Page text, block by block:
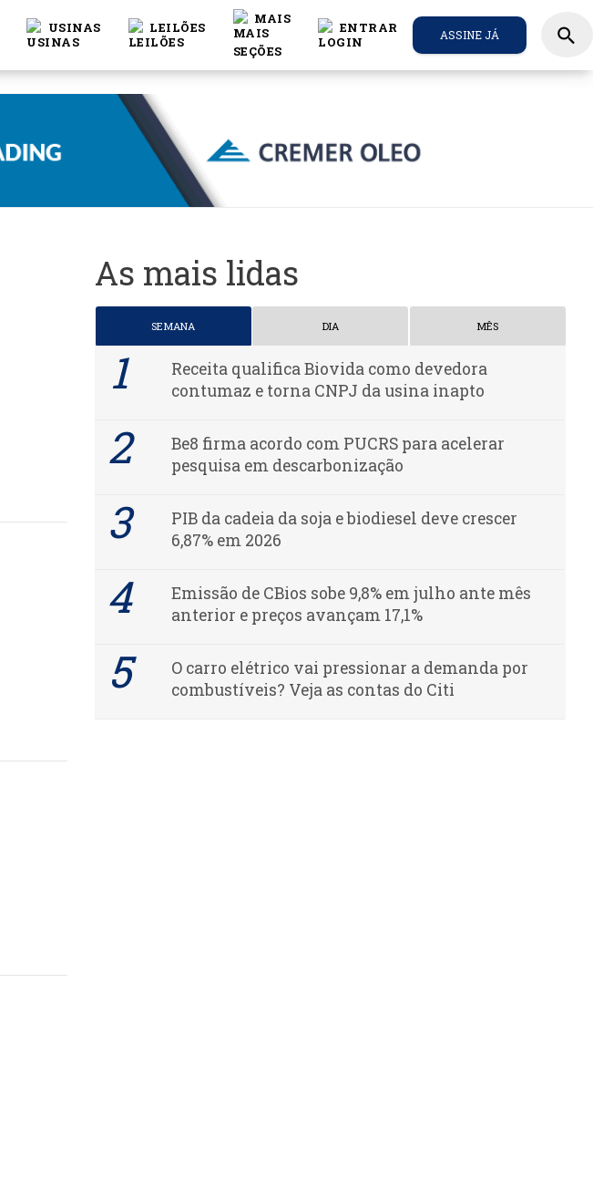
USINAS LEILÕES
MAIS
ENTRAR ASSINE JÁ search
As mais lidas
SEMANA DIA MÊS
Receita qualifica Biovida como devedora
contumaz e torna CNPJ da usina inapto
Be8 firma acordo com PUCRS para acelerar
pesquisa em descarbonização
PIB da cadeia da soja e biodiesel deve crescer
6,87% em 2026
Emissão de CBios sobe 9,8% em julho ante mês
anterior e preços avançam 17,1%
O carro elétrico vai pressionar a demanda por
combustíveis? Veja as contas do Citi